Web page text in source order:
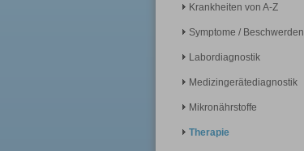
Krankheiten von A-Z
Symptome / Beschwerden
Labordiagnostik
Medizingerätediagnostik
Mikronährstoffe
Therapie